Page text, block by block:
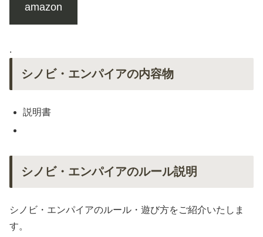
amazon
.
シノビ・エンパイアの内容物
説明書
シノビ・エンパイアのルール説明
シノビ・エンパイアのルール・遊び方をご紹介いたしま
す。